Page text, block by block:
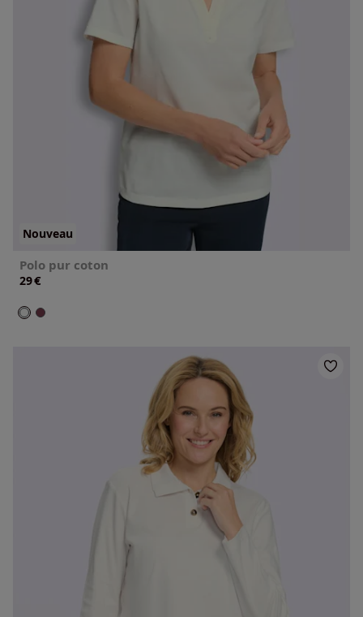
Nouveau
Polo pur coton
29€